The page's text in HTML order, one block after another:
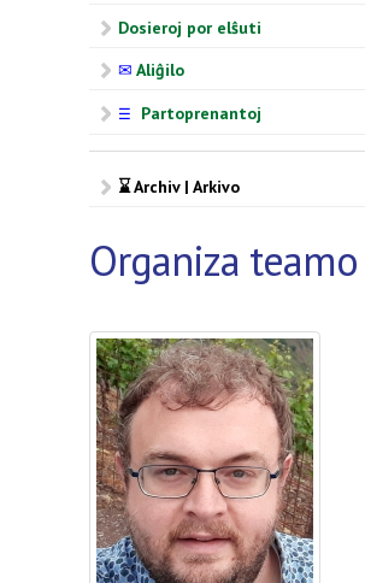
Dosieroj por elŝuti
✉ Aliĝilo
☰ Partoprenantoj
⌛ Archiv | Arkivo
Organiza teamo